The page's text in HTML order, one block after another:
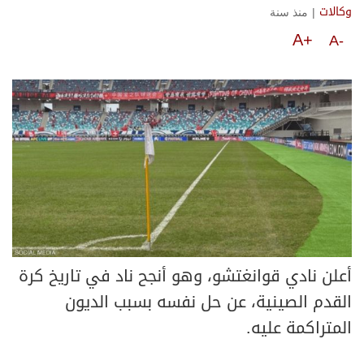
وكالات | منذ سنة
A-
A+
أعلن نادي قوانغتشو، وهو أنجح ناد في تاريخ كرة
القدم الصينية، عن حل نفسه بسبب الديون
المتراكمة عليه.